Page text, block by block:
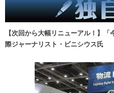
【次回から大幅リニューアル！】
際ジャーナリスト・ビニシウス氏